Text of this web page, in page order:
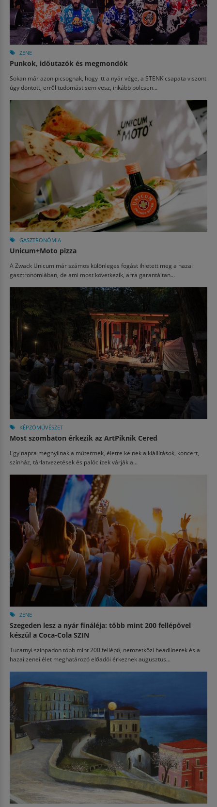
ZENE
Punkok, időutazók és megmondók
Sokan már azon picsognak, hogy itt a nyár vége, a STENK csapata viszont
úgy döntött, erről tudomást sem vesz, inkább bölcsen...
GASZTRONÓMIA
Unicum+Moto pizza
A Zwack Unicum már számos különleges fogást ihletett meg a hazai
gasztronómiában, de ami most következik, arra garantáltan...
KÉPZŐMŰVÉSZET
Most szombaton érkezik az ArtPiknik Cered
Egy napra megnyílnak a műtermek, életre kelnek a kiállítások, koncert,
színház, tárlatvezetések és palóc ízek várják a...
ZENE
Szegeden lesz a nyár fináléja: több mint 200 fellépővel
készül a Coca-Cola SZIN
Tucatnyi színpadon több mint 200 fellépő, nemzetközi headlinerek és a
hazai zenei élet meghatározó előadói érkeznek augusztus...